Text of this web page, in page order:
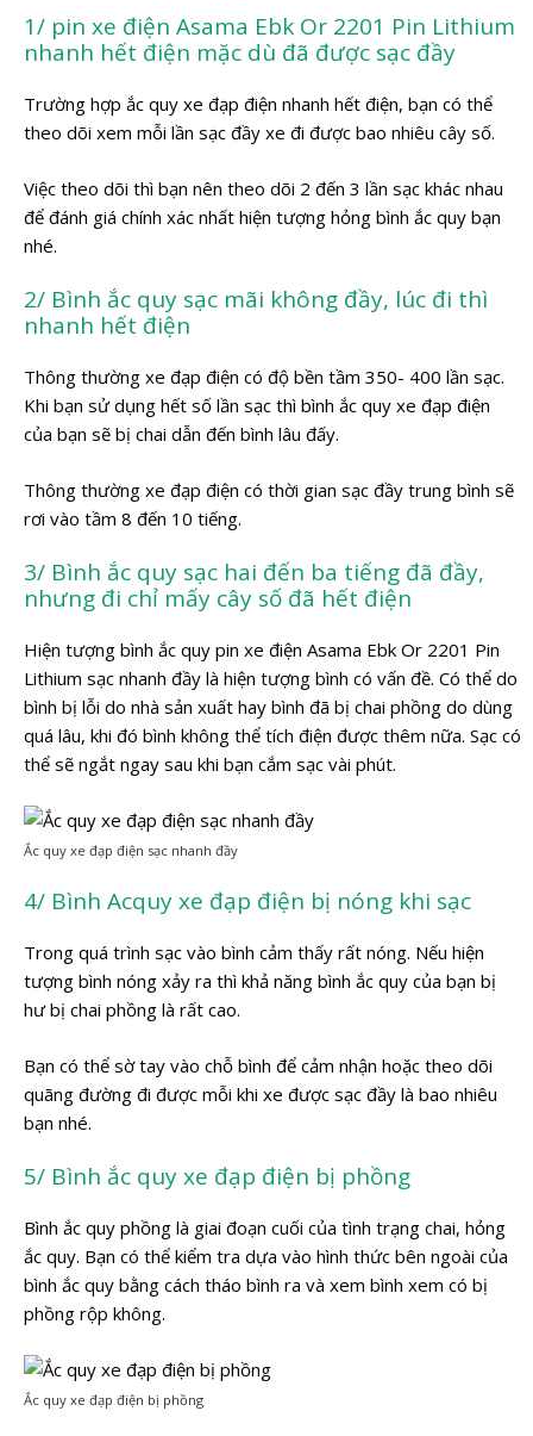
1/ pin xe điện Asama Ebk Or 2201 Pin Lithium
nhanh hết điện mặc dù đã được sạc đầy
Trường hợp ắc quy xe đạp điện nhanh hết điện, bạn có thể
theo dõi xem mỗi lần sạc đầy xe đi được bao nhiêu cây số.
Việc theo dõi thì bạn nên theo dõi 2 đến 3 lần sạc khác nhau
để đánh giá chính xác nhất hiện tượng hỏng bình ắc quy bạn
nhé.
2/ Bình ắc quy sạc mãi không đầy, lúc đi thì
nhanh hết điện
Thông thường xe đạp điện có độ bền tầm 350- 400 lần sạc.
Khi bạn sử dụng hết số lần sạc thì bình ắc quy xe đạp điện
của bạn sẽ bị chai dẫn đến bình lâu đấy.
Thông thường xe đạp điện có thời gian sạc đầy trung bình sẽ
rơi vào tầm 8 đến 10 tiếng.
3/ Bình ắc quy sạc hai đến ba tiếng đã đầy,
nhưng đi chỉ mấy cây số đã hết điện
Hiện tượng bình ắc quy pin xe điện Asama Ebk Or 2201 Pin
Lithium sạc nhanh đầy là hiện tượng bình có vấn đề. Có thể do
bình bị lỗi do nhà sản xuất hay bình đã bị chai phồng do dùng
quá lâu, khi đó bình không thể tích điện được thêm nữa. Sạc có
thể sẽ ngắt ngay sau khi bạn cắm sạc vài phút.
Ắc quy xe đạp điện sạc nhanh đầy
4/ Bình Acquy xe đạp điện bị nóng khi sạc
Trong quá trình sạc vào bình cảm thấy rất nóng. Nếu hiện
tượng bình nóng xảy ra thì khả năng bình ắc quy của bạn bị
hư bị chai phồng là rất cao.
Bạn có thể sờ tay vào chỗ bình để cảm nhận hoặc theo dõi
quãng đường đi được mỗi khi xe được sạc đầy là bao nhiêu
bạn nhé.
5/ Bình ắc quy xe đạp điện bị phồng
Bình ắc quy phồng là giai đoạn cuối của tình trạng chai, hỏng
ắc quy. Bạn có thể kiểm tra dựa vào hình thức bên ngoài của
bình ắc quy bằng cách tháo bình ra và xem bình xem có bị
phồng rộp không.
Ắc quy xe đạp điện bị phồng